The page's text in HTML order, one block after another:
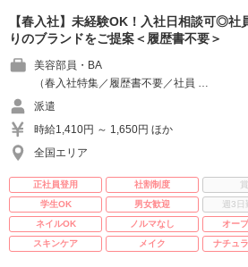
【春入社】未経験OK！入社日相談可◎
りのブランドをご提案＜履歴書不要＞
美容部員・BA
（春入社特集／履歴書不要／社員 …
派遣
時給1,410円 ～ 1,650円 ほか
全国エリア
正社員登用 社割制度
学生OK
男女歓迎 週3日
ネイルOK
ノルマなし オー
スキンケア
メイク ナチュ